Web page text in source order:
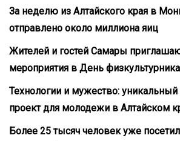
За неделю из Алтайского края в
отправлено около миллиона яиц
Жителей и гостей Самары
мероприятия в День физкультурника
Технологии и мужество:
проект для молодежи в Алтайском
Более 25 тысяч человек уже